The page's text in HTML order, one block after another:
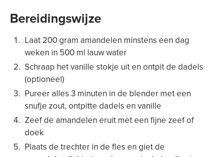
Bereidingswijze
Laat 200 gram amandelen minstens een dag
weken in 500 ml lauw water
Schraap het vanille stokje uit en ontpit de dadels
(optioneel)
Pureer alles 3 minuten in de blender met een
snufje zout, ontpitte dadels en vanille
Zeef de amandelen eruit met een fijne zeef of
doek
Plaats de trechter in de fles en giet de